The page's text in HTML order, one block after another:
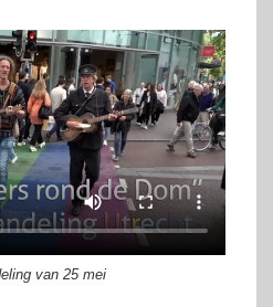
van 25 mei